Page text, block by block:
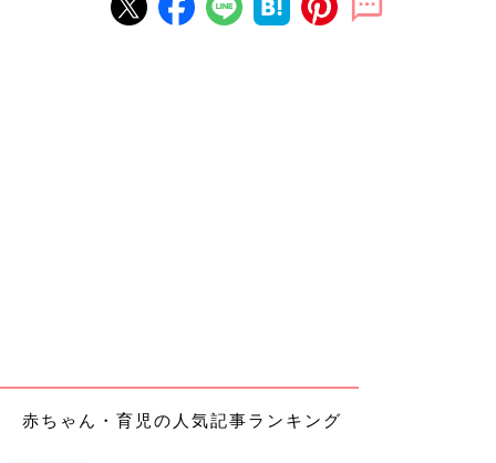
赤ちゃん・育児の人気記事ランキング